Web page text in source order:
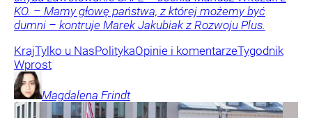
KO. – Mamy głowę państwa, z której możemy być
dumni – kontruje Marek Jakubiak z Rozwoju Plus.
KrajTylko u NasPolitykaOpinie i komentarzeTygodnik
Wprost
Magdalena Frindt